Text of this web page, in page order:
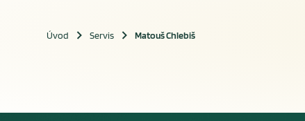
Úvod Servis Matouš Chlebiš